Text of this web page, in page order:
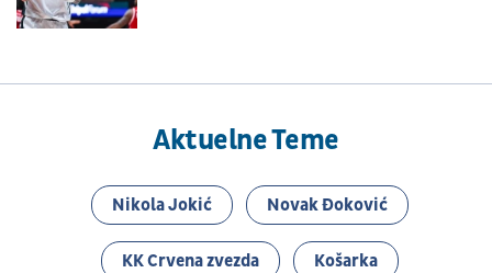
Aktuelne Teme
Nikola Jokić Novak Đoković
KK Crvena zvezda Košarka